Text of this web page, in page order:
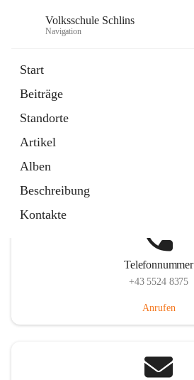
Volksschule Schlins
Navigation
Start
Beiträge
Standorte
Artikel
Alben
Beschreibung
Kontakte
Telefonnummer
+43 5524 8375
Anrufen